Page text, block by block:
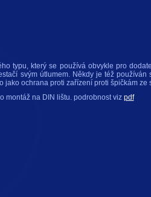
typu, který se používá obvykle pro
svým útlumem. Někdy je též používán
ochrana proti zařízení proti špičkám ze
montáž na DIN lištu. podrobnost viz pdf